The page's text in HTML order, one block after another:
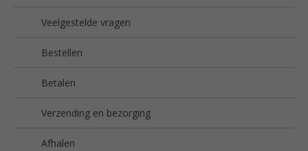
Veelgestelde vragen
Bestellen
Betalen
Verzending en bezorging
Afhalen